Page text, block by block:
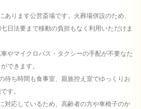
あります公営斎場です。火葬場併設のため、
日法要まで移動の負担もなく利用いただけま
やマイクロバス・タクシーの手配が不要なた
できます。
待ち時間も食事室、親族控え室でゆっくりお
す。
対応しているため、高齢者の方や車椅子のか